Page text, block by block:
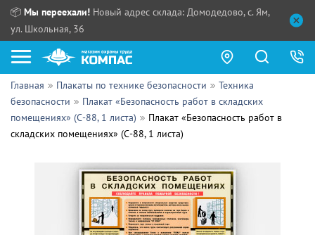
📦 Мы переехали! Новый адрес склада: Домодедово, с. Ям,
ул. Школьная, 36
Как купить?
Прайс-листы
Поставщикам
Выдача продукции:
Главная Плакаты по технике безопасности
Техника
безопасности
Плакат «Безопасность работ в складских
помещениях» (С-88, 1 листа)
Плакат «Безопасность работ в
складских помещениях» (С-88, 1 листа)